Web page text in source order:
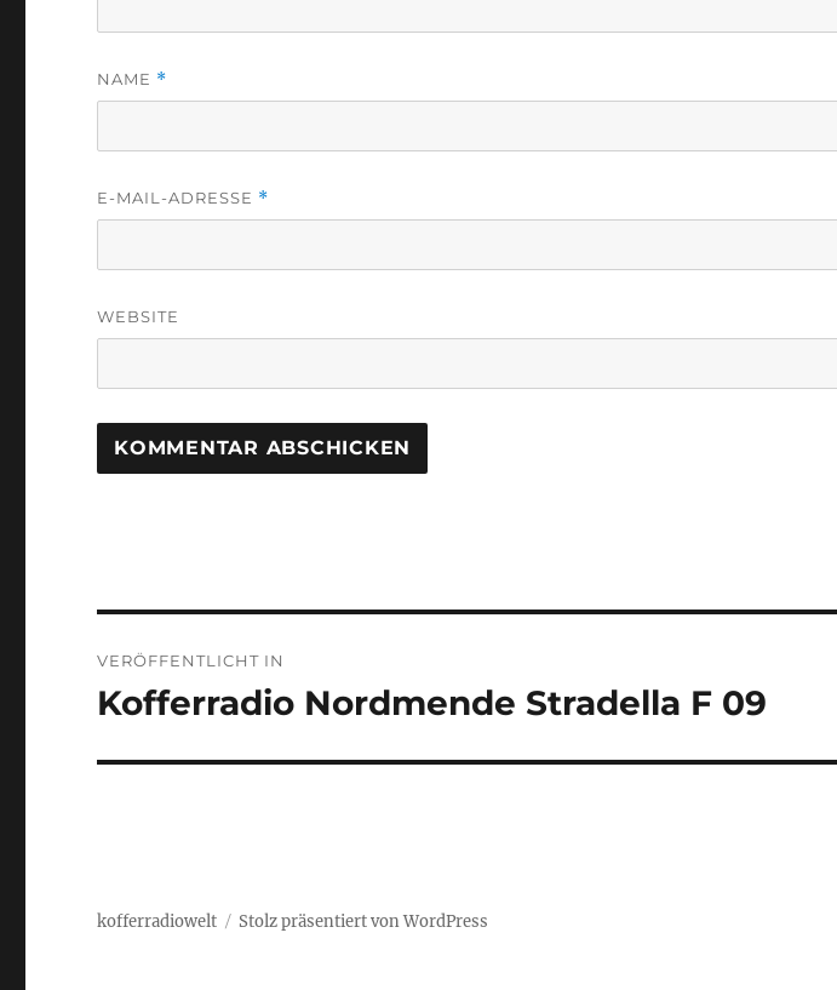
NAME *
E-MAIL-ADRESSE *
WEBSITE
VERÖFFENTLICHT IN
Kofferradio Nordmende Stradella F 09
kofferradiowelt Stolz präsentiert von WordPress